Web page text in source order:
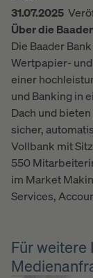
31.07.2025
Über die
Die Baader
Wertpapier-
einer
und Banking in
Dach und
sicher,
Vollbank mit
550
im Market
Services,
Für weitere